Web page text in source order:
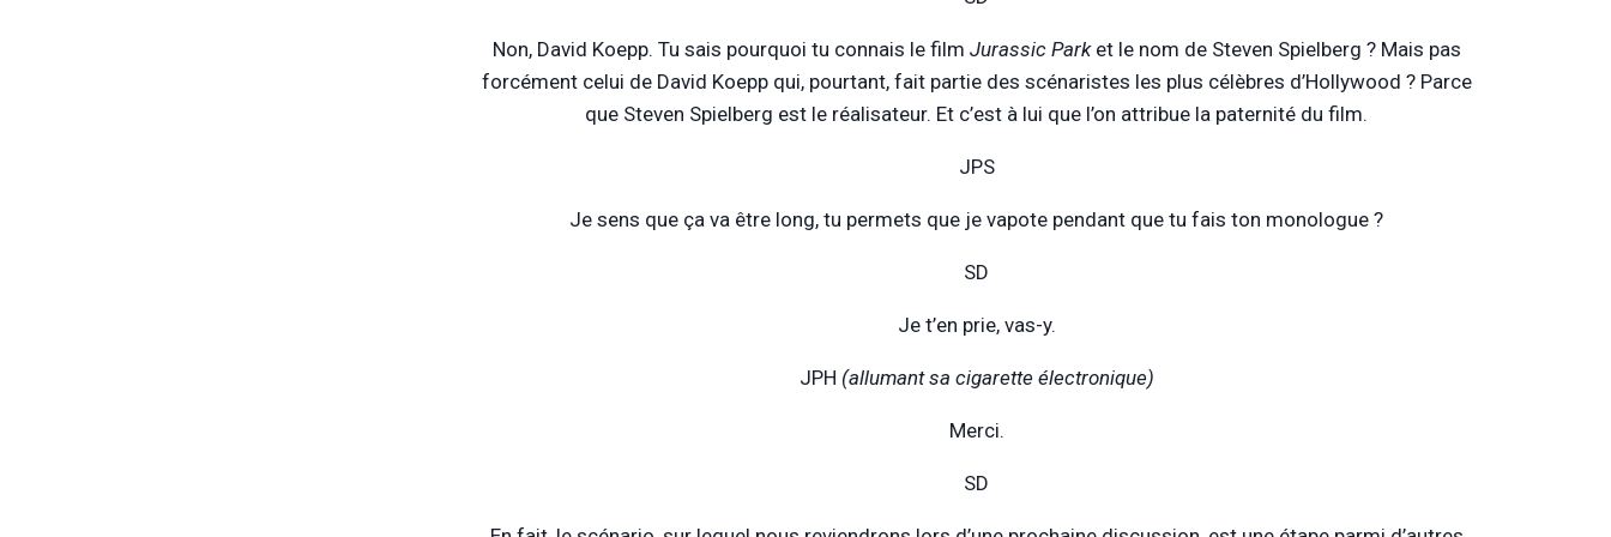
Non, David Koepp. Tu sais pourquoi tu connais le film Jurassic Parket le nom de Steven Spielberg ? Mais pas
forcément celui de David Koepp qui, pourtant, fait partie des scénaristes les plus célèbres d’Hollywood ? Parce
que Steven Spielberg est le réalisateur. Et c’est à lui que l’on attribue la paternité du film.
JPS
Je sens que ça va être long, tu permets que je vapote pendant que tu fais ton monologue ?
SD
Je t’en prie, vas-y.
JPH (allumant sa cigarette électronique)
Merci.
SD